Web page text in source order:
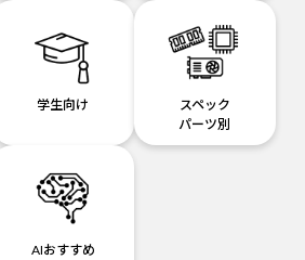
学生向け
スペック
パーツ別
AIおすすめ